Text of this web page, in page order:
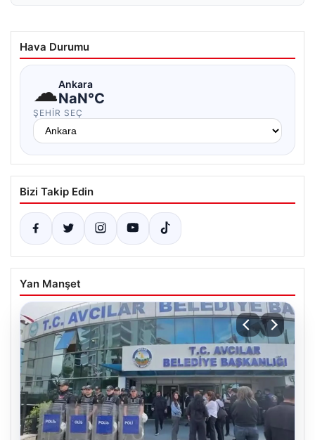
Hava Durumu
☁Ankara
NaN°C
ŞEHIR SEÇ
Bizi Takip Edin
Yan Manşet